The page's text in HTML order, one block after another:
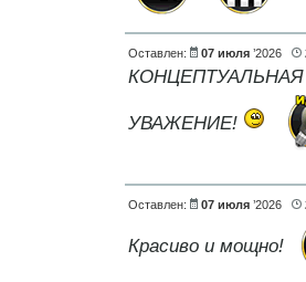
Оставлен: 07 июля’2026
УВАЖЕНИЕ!
Оставлен: 07 июля’2026
Красиво и мощно!